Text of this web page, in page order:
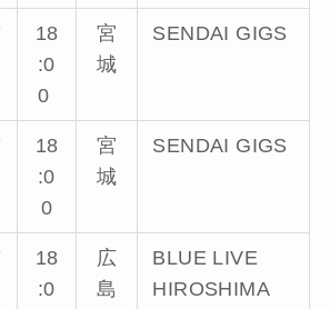
18
:0
0
宮
城
SENDAI GIGS
18
:0
0
宮
城
SENDAI GIGS
18
:0
広
島
BLUE LIVE
HIROSHIMA